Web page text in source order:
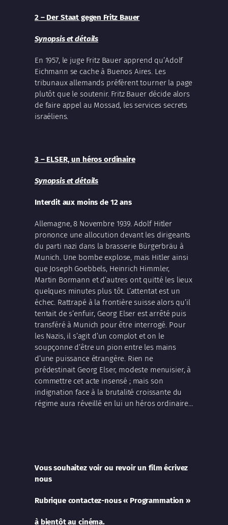
2 – Der Staat gegen Fritz Bauer
Synopsis et détails
En 1957, le juge Fritz Bauer apprend qu’Adolf
Eichmann se cache à Buenos Aires. Les
tribunaux allemands préfèrent tourner la page
plutôt que le soutenir. Fritz Bauer décide alors
de faire appel au Mossad, les services secrets
israéliens.
3 – ELSER, un héros ordinaire
Synopsis et détails
Interdit aux moins de 12 ans
Allemagne, 8 Novembre 1939. Adolf Hitler
prononce une allocution devant les dirigeants
du parti nazi dans la brasserie Bürgerbräu à
Munich. Une bombe explose, mais Hitler ainsi
que Joseph Goebbels, Heinrich Himmler,
Martin Bormann et d’autres ont quitté les lieux
quelques minutes plus tôt. L’attentat est un
échec. Rattrapé à la frontière suisse alors qu’il
tentait de s’enfuir, Georg Elser est arrêté puis
transféré à Munich pour être interrogé. Pour
les Nazis, il s’agit d’un complot et on le
soupçonne d’être un pion entre les mains
d’une puissance étrangère. Rien ne
prédestinait Georg Elser, modeste menuisier, à
commettre cet acte insensé ; mais son
indignation face à la brutalité croissante du
régime aura réveillé en lui un héros ordinaire…
Vous souhaitez voir ou revoir un film écrivez
nous
Rubrique contactez-nous « Programmation »
à bientôt au cinéma.